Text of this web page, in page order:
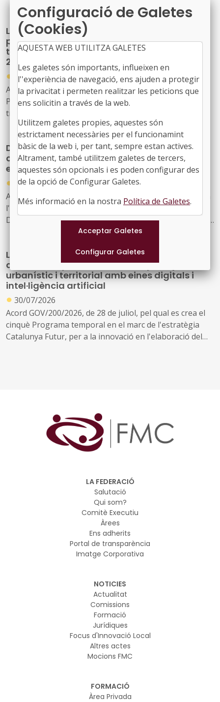
Públiques de Catalunya, SAU (L'Energètica), i
s'encarrega a L'Energètica la provisió general de serveis
en l'àmbit de l'energia
La Generalitat crea un programa temporal
per impulsar la descarbonització i la
transició cap a una indústria neta fins al
2030
●
30/07/2026
Acord GOV/197/2026, de 28 de juliol, pel qual es crea el
Programa temporal per a la descarbonització i la
transició cap a una indústria neta a Catalunya, horitzó
2030
Drets Socials reforçarà la seva estructura
amb 163 noves places per ampliar i millorar
els serveis públics
●
30/07/2026
Acord GOV/208/2026, de 28 de juliol, pel qual s'autoritza
l'ampliació de la plantilla pressupostària del
Departament de Drets Socials i Inclusió a conseqüència
de la creació de nous serveis i l'ampliació dels existents
La Generalitat impulsa un programa
d'innovació per transformar el planejament
urbanístic i territorial amb eines digitals i
intel·ligència artificial
● 30/07/2026
Acord GOV/200/2026, de 28 de juliol, pel qual es crea el
cinquè Programa temporal en el marc de l'estratègia
Catalunya Futur, per a la innovació en l'elaboració del
LA FEDERACIÓ
Salutació
Qui som?
Comitè Executiu
Àrees
Ens adherits
Portal de transparència
Imatge Corporativa
NOTICIES
Actualitat
Comissions
Formació
Jurídiques
Focus d'Innovació Local
Altres actes
Mocions FMC
FORMACIÓ
Àrea Privada
Configuració de Galetes
(Cookies)
AQUESTA WEB UTILITZA GALETES
Les galetes són importants, influeixen en
l''experiència de navegació, ens ajuden a protegir
la privacitat i permeten realitzar les peticions que
ens solicitin a través de la web.
Utilitzem galetes propies, aquestes són
estrictament necessàries per el funcionamint
bàsic de la web i, per tant, sempre estan actives.
Altrament, també utilitzem galetes de tercers,
aquestes són opcionals i es poden configurar des
de la opció de Configurar Galetes.
Més informació en la nostra Política de Galetes.